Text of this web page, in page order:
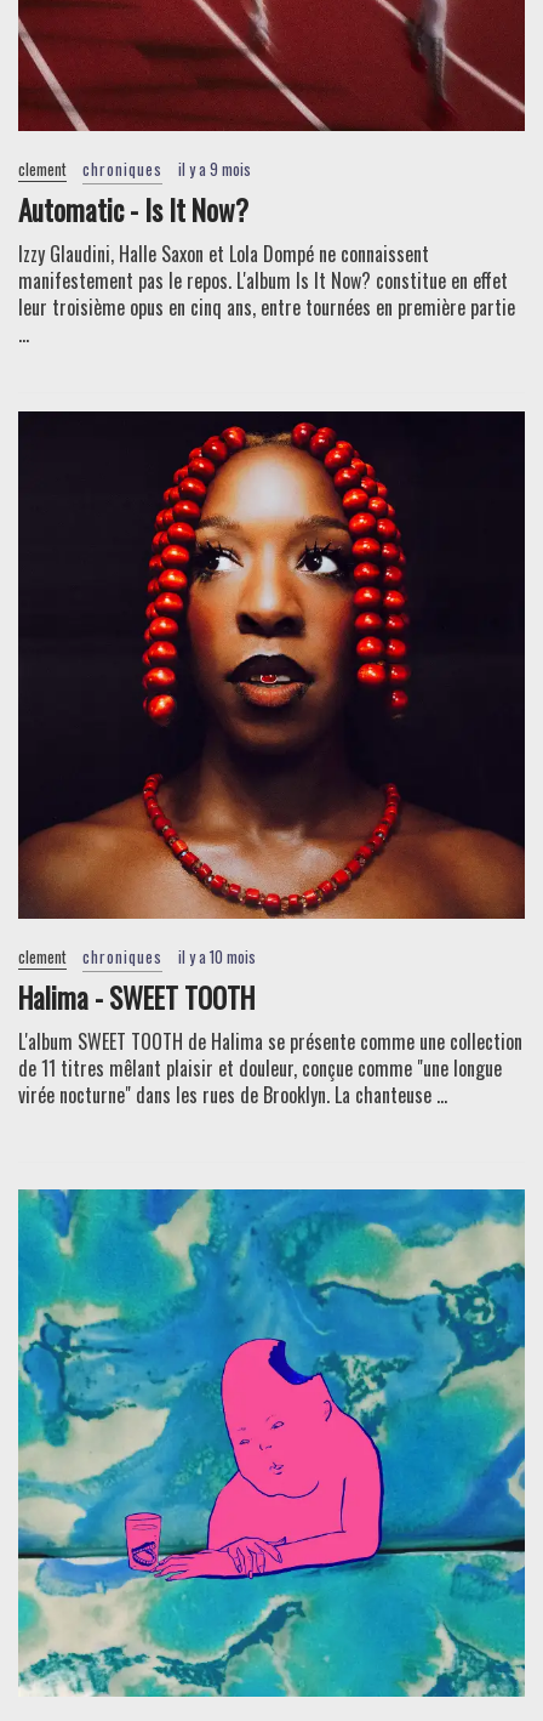
clement chroniques il y a 9 mois
Automatic - Is It Now?
Izzy Glaudini, Halle Saxon et Lola Dompé ne connaissent
manifestement pas le repos. L'album Is It Now? constitue en effet
leur troisième opus en cinq ans, entre tournées en première partie
...
clement chroniques il y a 10 mois
Halima - SWEET TOOTH
L'album SWEET TOOTH de Halima se présente comme une collection
de 11 titres mêlant plaisir et douleur, conçue comme "une longue
virée nocturne" dans les rues de Brooklyn. La chanteuse ...